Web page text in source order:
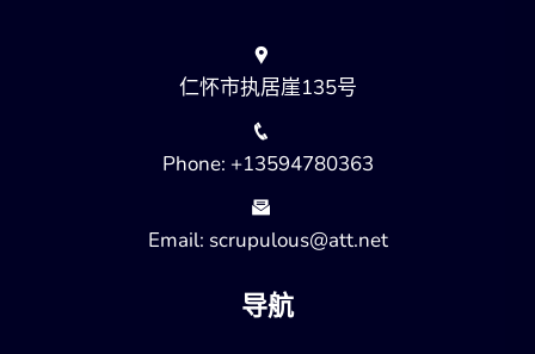
仁怀市执居崖135号
Phone: +13594780363
Email: scrupulous@att.net
导航